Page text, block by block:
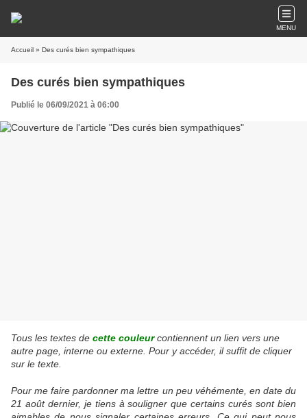
MENU
Accueil » Des curés bien sympathiques
Des curés bien sympathiques
Publié le 06/09/2021 à 06:00
Tous les textes de cette couleurcontiennent un lien vers une
autre page, interne ou externe. Pour y accéder, il suffit de cliquer
sur le texte.
Pour me faire pardonner ma lettre un peu véhémente, en date du
21 août dernier, je tiens à souligner que certains curés sont bien